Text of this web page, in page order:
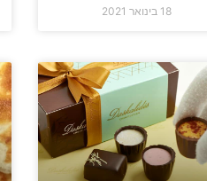
18 בינואר 2021